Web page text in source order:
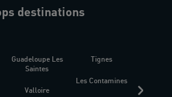
destinations
Guadeloupe Les
Saintes
Valloire
Tignes
Les Contamines